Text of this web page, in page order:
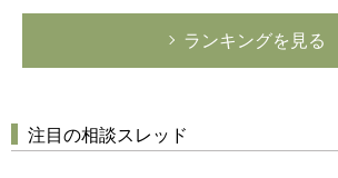
ランキングを見る
注目の相談スレッド